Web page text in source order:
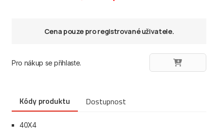
Cena pouze pro registrované uživatele.
Pro nákup se přihlaste.
Kódy produktu Dostupnost
40X4